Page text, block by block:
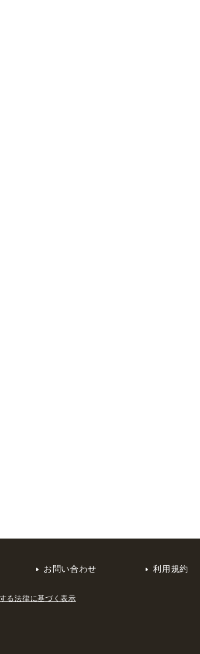
お問い合わせ 利用規約
る法律に基づく表示